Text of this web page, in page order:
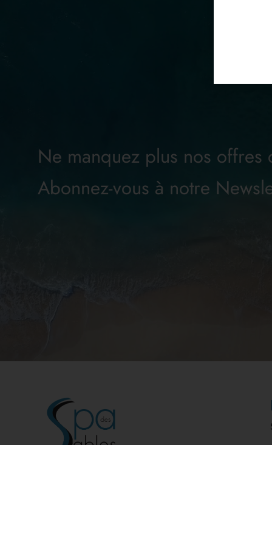
Ne manquez plus nos offres
Abonnez-vous à notre